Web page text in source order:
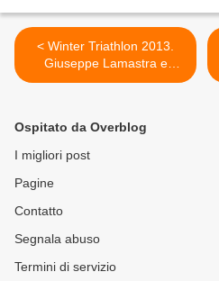
< Winter Triathlon 2013.
Giuseppe Lamastra e
Chiara Novelli Tricolori!
Ospitato da Overblog
I migliori post
Pagine
Contatto
Segnala abuso
Termini di servizio